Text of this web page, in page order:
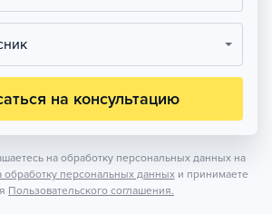
на консультацию
на обработку персональных данных на
обработку персональных данных и принимаете
Пользовательского соглашения.